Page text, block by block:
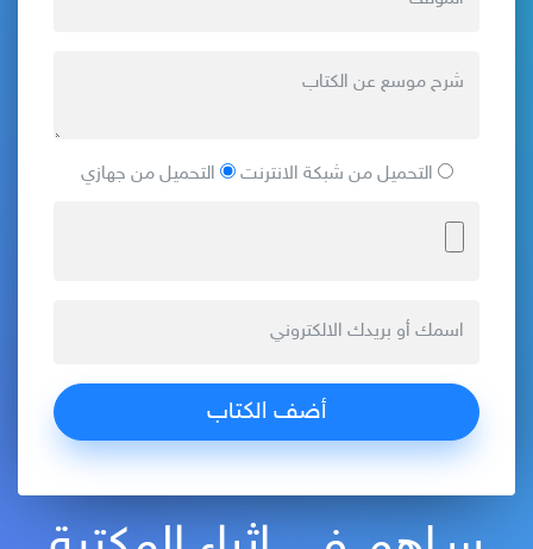
التحميل من شبكة الانترنت التحميل من جهازي